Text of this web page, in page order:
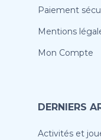
Paiement
Mentions
Mon Compte
DERNIERS
Activités et